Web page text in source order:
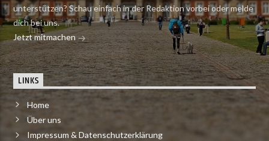
unterstützen? Schau einfach in der Redaktion vorbei oder melde
dich bei uns.
Jetzt mitmachen
LINKS
Home
Über uns
Impressum & Datenschutzerklärung